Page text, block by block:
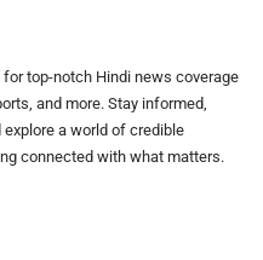
top-notch Hindi news coverage
and more. Stay informed,
a world of credible
connected with what matters.